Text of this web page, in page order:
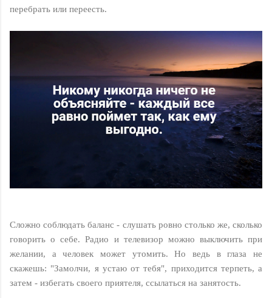
перебрать или переесть.
Сложно соблюдать баланс - слушать ровно столько же, сколько
говорить о себе. Радио и телевизор можно выключить при
желании, а человек может утомить. Но ведь в глаза не
скажешь: "Замолчи, я устаю от тебя", приходится терпеть, а
затем - избегать своего приятеля, ссылаться на занятость.